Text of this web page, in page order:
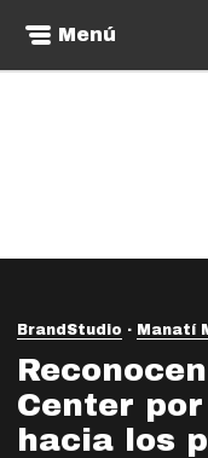
Menú
BrandStudio Manatí
Center
hacia los